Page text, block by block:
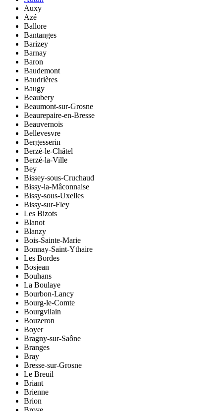
Auxy
Azé
Ballore
Bantanges
Barizey
Barnay
Baron
Baudemont
Baudrières
Baugy
Beaubery
Beaumont-sur-Grosne
Beaurepaire-en-Bresse
Beauvernois
Bellevesvre
Bergesserin
Berzé-le-Châtel
Berzé-la-Ville
Bey
Bissey-sous-Cruchaud
Bissy-la-Mâconnaise
Bissy-sous-Uxelles
Bissy-sur-Fley
Les Bizots
Blanot
Blanzy
Bois-Sainte-Marie
Bonnay-Saint-Ythaire
Les Bordes
Bosjean
Bouhans
La Boulaye
Bourbon-Lancy
Bourg-le-Comte
Bourgvilain
Bouzeron
Boyer
Bragny-sur-Saône
Branges
Bray
Bresse-sur-Grosne
Le Breuil
Briant
Brienne
Brion